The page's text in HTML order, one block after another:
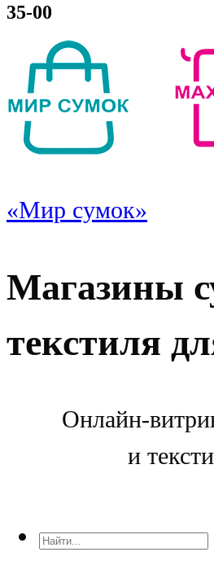
35-00
«Мир сумок»
Магазины
текстиля
Онлайн-
и